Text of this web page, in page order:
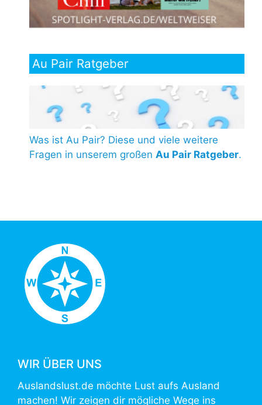
Au Pair Ratgeber
Was ist Au Pair? Diese und viele weitere
Fragen in unserem großen Au Pair Ratgeber.
WIR ÜBER UNS
Auslandslust.de möchte Lust aufs Ausland
machen! Wir zeigen dir mögliche Wege ins